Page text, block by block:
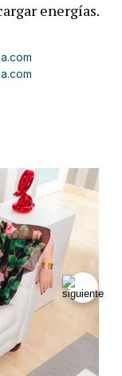
energías.